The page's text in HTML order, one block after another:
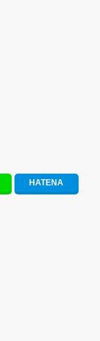
勇気が出る歌
HATENA